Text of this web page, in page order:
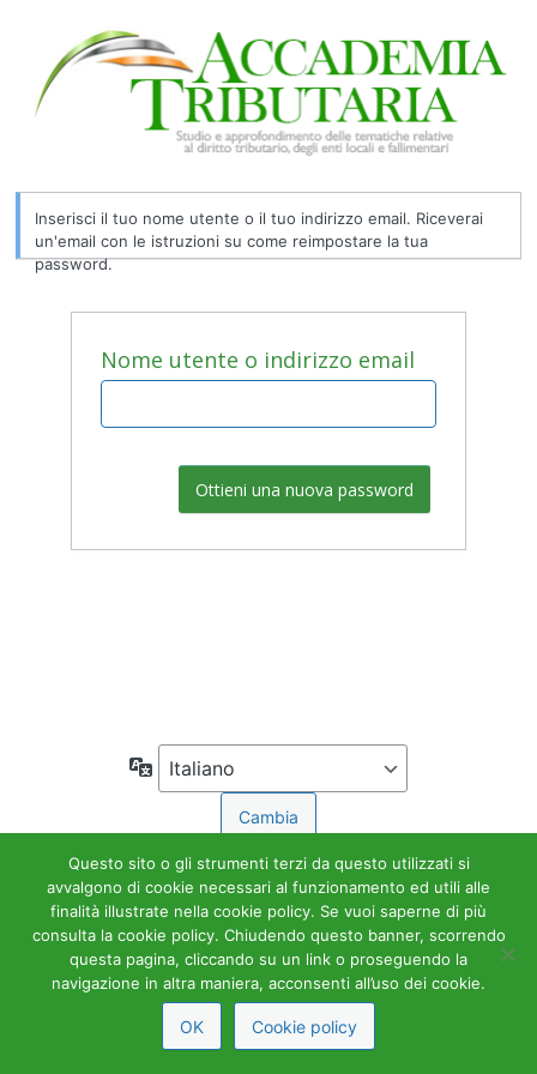
persa
Inserisci il tuo nome utente o il tuo indirizzo email. Riceverai
un'email con le istruzioni su come reimpostare la tua
password.
Nome utente o indirizzo email
Lingua
Questo sito o gli strumenti terzi da questo utilizzati si
avvalgono di cookie necessari al funzionamento ed utili alle
finalità illustrate nella cookie policy. Se vuoi saperne di più
consulta la cookie policy. Chiudendo questo banner, scorrendo
questa pagina, cliccando su un link o proseguendo la
navigazione in altra maniera, acconsenti all’uso dei cookie.
OK Cookie policy